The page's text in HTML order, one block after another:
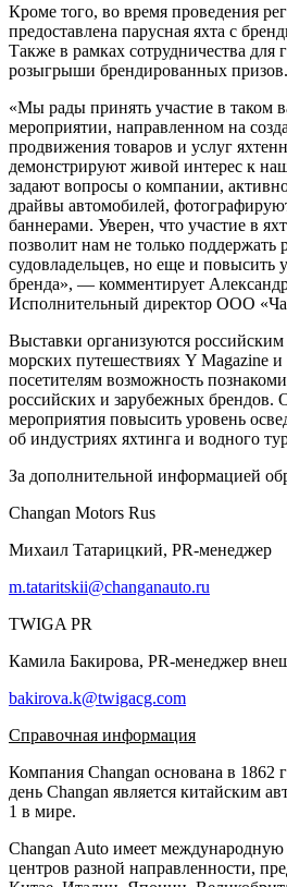
Кроме того, во время проведения
предоставлена парусная яхта с
Также в рамках сотрудничества для
розыгрыши брендированных призов.
«Мы рады принять участие в таком
мероприятии, направленном на
продвижения товаров и услуг
демонстрируют живой интерес к
задают вопросы о компании,
драйвы автомобилей,
баннерами. Уверен, что участие в
позволит нам не только поддержать
судовладельцев, но еще и повысить
бренда», — комментирует
Исполнительный директор ООО
Выставки организуются
морских путешествиях Y Magazine и
посетителям возможность
российских и зарубежных брендов.
мероприятия повысить уровень
об индустриях яхтинга и водного
За дополнительной информацией
Changan Motors Rus
Михаил Татарицкий, PR-менеджер
m.tataritskii@changanauto.ru
TWIGA PR
Камила Бакирова, PR-менеджер
bakirova.k@twigacg.com
Справочная информация
Компания Changan основана в 1862
день Changan является китайским
1 в мире.
Changan Auto имеет
центров разной направленности,